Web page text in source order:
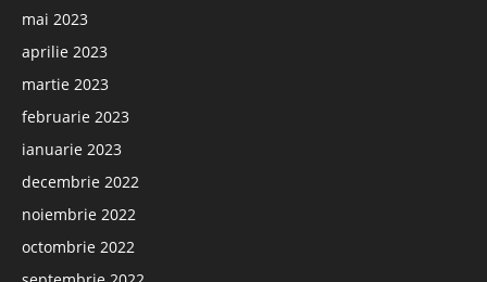
mai 2023
aprilie 2023
martie 2023
februarie 2023
ianuarie 2023
decembrie 2022
noiembrie 2022
octombrie 2022